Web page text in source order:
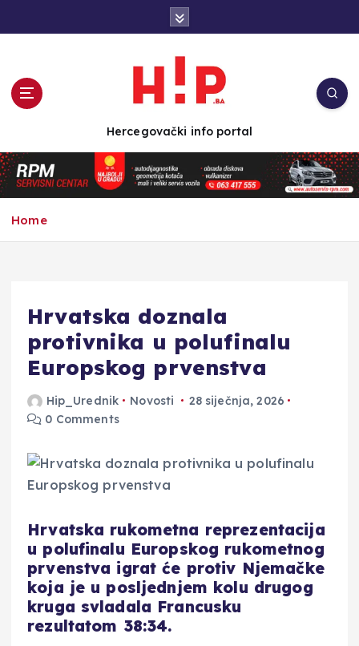
n
t
e
Hercegovački info portal
Home
Hrvatska doznala
protivnika u polufinalu
Europskog prvenstva
Hip_Urednik Novosti
28 siječnja, 2026
0 Comments
Hrvatska rukometna reprezentacija
u polufinalu Europskog rukometnog
prvenstva igrat će protiv Njemačke
koja je u posljednjem kolu drugog
kruga svladala Francusku
rezultatom 38:34.